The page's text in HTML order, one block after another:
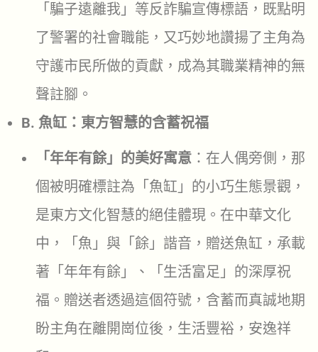
「騙子遠離我」等反詐騙宣傳標語，既點明
了警署的社會職能，又巧妙地讚揚了主角為
守護市民所做的貢獻，成為其職業精神的無
聲註腳。
B. 魚缸：東方智慧的含蓄祝福
「年年有餘」的美好寓意 ：在人偶旁側，那
個被明確標註為「魚缸」的小巧生態景觀，
是東方文化智慧的絕佳體現。在中華文化
中，「魚」與「餘」諧音，贈送魚缸，承載
著「年年有餘」、「生活富足」的深厚祝
福。贈送者透過這個符號，含蓄而真誠地期
盼主角在離開崗位後，生活豐裕，安逸祥